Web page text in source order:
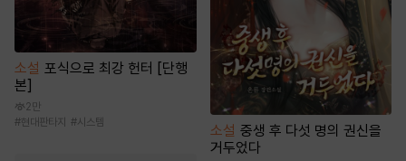
소설 포식으로 최강 헌터 [단행
본]
2만
#현대판타지 #시스템
소설 중생 후 다섯 명의 권신을
거두었다